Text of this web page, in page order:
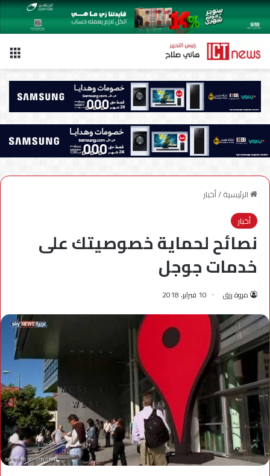
الرئيسية/أخبار
أخبار
نصائح لحماية خصوصيتك على
خدمات جوجل
مروة رزق 10 فبراير، 2018